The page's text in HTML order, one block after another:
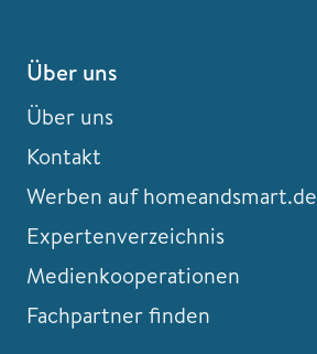
Über uns
Über uns
Kontakt
Werben auf homeandsmart.de
Expertenverzeichnis
Medienkooperationen
Fachpartner finden